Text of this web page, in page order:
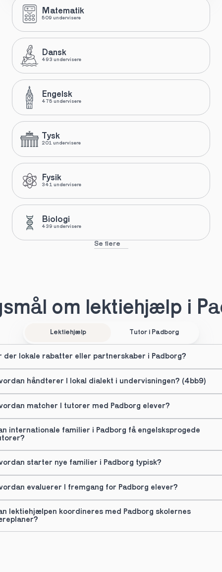
Matematik
509 undervisere
Dansk
493 undervisere
Engelsk
475 undervisere
Tysk
201 undervisere
Fysik
341 undervisere
Biologi
439 undervisere
Se flere
om lektiehjælp i
Lektiehjælp Tutor i Padborg
der lokale rabatter eller partnerskaber i Padborg?
håndterer I lokal dialekt i undervisningen? (4bb9)
matcher I tutorer med Padborg elever?
internationale familier i Padborg få engelsksprogede
starter nye familier i Padborg typisk?
evaluerer I fremgang for Padborg elever?
lektiehjælpen koordineres med Padborg skolernes